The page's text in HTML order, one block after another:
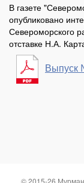
В газете
опубликовано
Североморского
отставке Н.А.
Выпуск
© 2015-26